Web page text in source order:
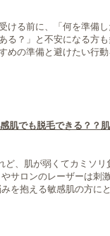
ける前に、「何を準備
る？」と不安になる方
めの準備と避けたい行
肌でも脱毛できる？？
ど、肌が弱くてカミソ
サロンのレーザーは刺
を抱える敏感肌の方に